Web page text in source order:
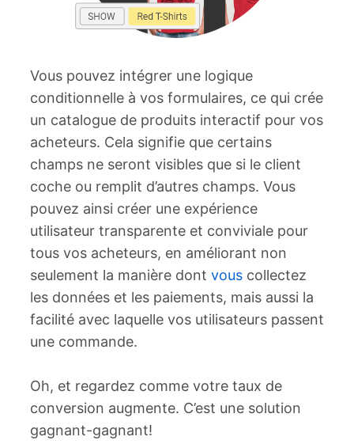
Vous pouvez intégrer une logique
conditionnelle à vos formulaires, ce qui crée
un catalogue de produits interactif pour vos
acheteurs. Cela signifie que certains
champs ne seront visibles que si le client
coche ou remplit d’autres champs. Vous
pouvez ainsi créer une expérience
utilisateur transparente et conviviale pour
tous vos acheteurs, en améliorant non
seulement la manière dont vous collectez
les données et les paiements, mais aussi la
facilité avec laquelle vos utilisateurs passent
une commande.
Oh, et regardez comme votre taux de
conversion augmente. C’est une solution
gagnant-gagnant!